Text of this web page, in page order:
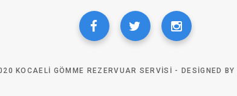
KOCAELI GÖMME REZERVUAR SERVISI - DESIGNED BY